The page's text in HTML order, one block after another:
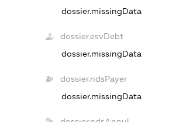
dossier.missingData
dossier.esvDebt
dossier.missingData
dossier.ndsPayer
dossier.missingData